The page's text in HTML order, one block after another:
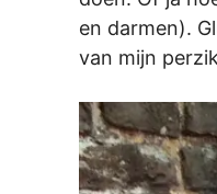
en darmen).
van mijn